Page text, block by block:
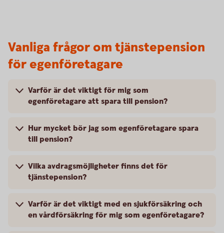
Vanliga frågor om tjänstepension
för egenföretagare
Varför är det viktigt för mig som
egenföretagare att spara till pension?
Hur mycket bör jag som egenföretagare spara
till pension?
Vilka avdragsmöjligheter finns det för
tjänstepension?
Varför är det viktigt med en sjukförsäkring och
en vårdförsäkring för mig som egenföretagare?